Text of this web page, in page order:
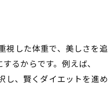
視した体重で、美しさを追
るからです。例えば、
し、賢くダイエットを進め